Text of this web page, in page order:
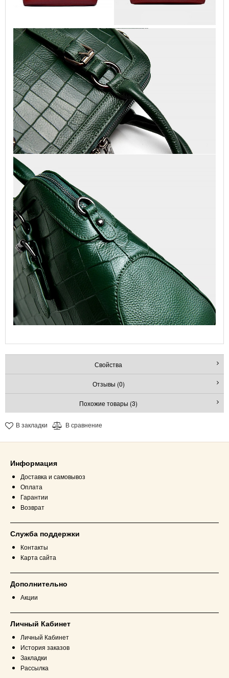
Свойства
Отзывы (0)
Похожие товары (3)
В закладки В сравнение
Информация
Доставка и самовывоз
Оплата
Гарантии
Возврат
Служба поддержки
Контакты
Карта сайта
Дополнительно
Акции
Личный Кабинет
Личный Кабинет
История заказов
Закладки
Рассылка